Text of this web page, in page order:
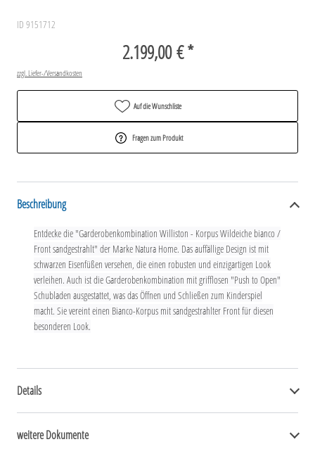
ID 9151712
2.199,00 € *
zzgl. Liefer-/Versandkosten
Auf die Wunschliste
Fragen zum Produkt
Beschreibung
Entdecke die "Garderobenkombination Williston - Korpus Wildeiche bianco /
Front sandgestrahlt" der Marke Natura Home. Das auffällige Design ist mit
schwarzen Eisenfüßen versehen, die einen robusten und einzigartigen Look
verleihen. Auch ist die Garderobenkombination mit grifflosen "Push to Open"
Schubladen ausgestattet, was das Öffnen und Schließen zum Kinderspiel
macht. Sie vereint einen Bianco-Korpus mit sandgestrahlter Front für diesen
besonderen Look.
Details
weitere Dokumente